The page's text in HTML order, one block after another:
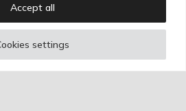
settings
Accept all
© Ignacio Aguilar
byBonzo Estudio